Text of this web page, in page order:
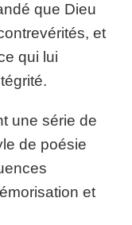
que Dieu
et
qui lui
une série de
de poésie
et